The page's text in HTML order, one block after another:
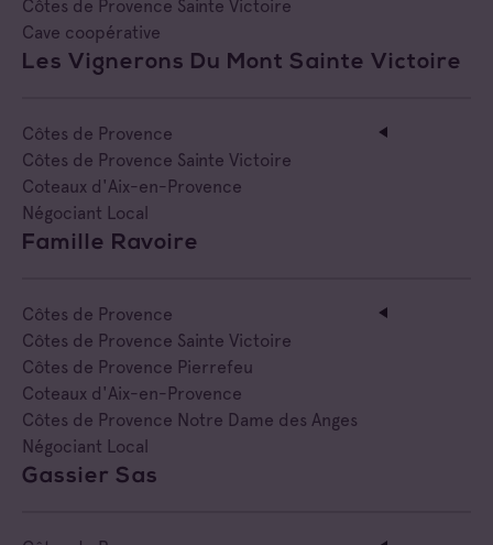
Côtes de Provence Sainte Victoire
Cave coopérative
Les Vignerons Du Mont Sainte Victoire
Côtes de Provence
Côtes de Provence Sainte Victoire
Coteaux d'Aix-en-Provence
Négociant Local
Famille Ravoire
Côtes de Provence
Côtes de Provence Sainte Victoire
Côtes de Provence Pierrefeu
Coteaux d'Aix-en-Provence
Côtes de Provence Notre Dame des Anges
Négociant Local
Gassier Sas